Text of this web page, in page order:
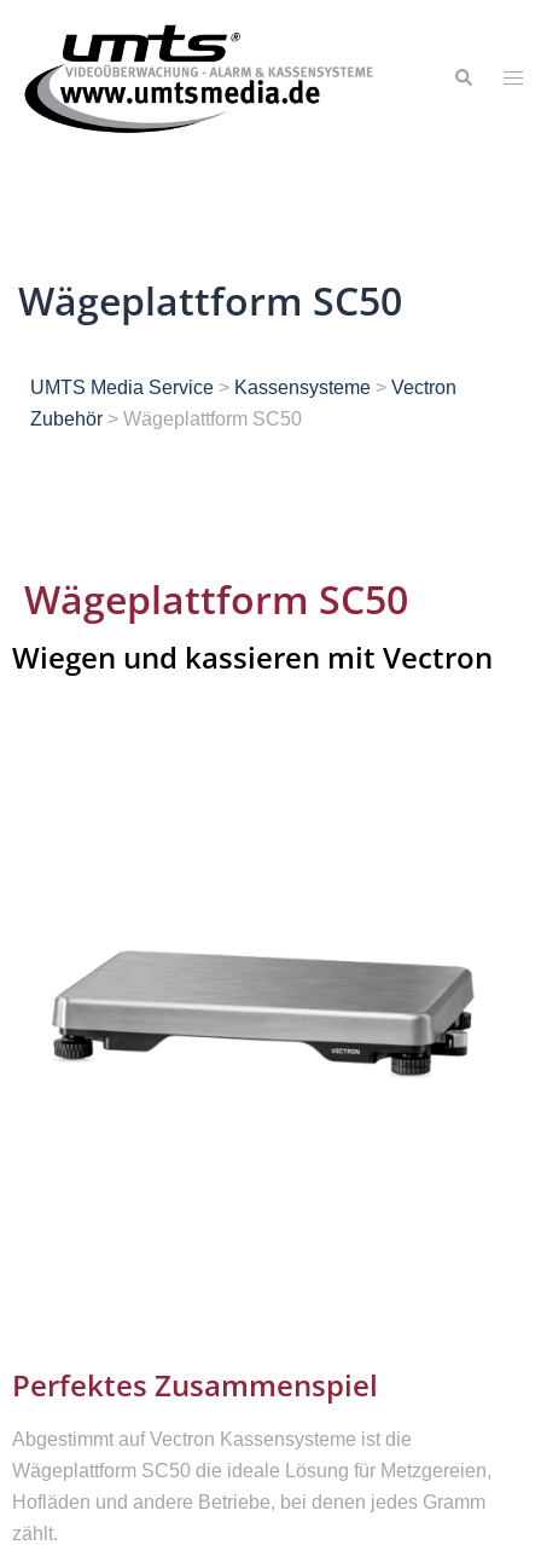
Wägeplattform SC50
UMTS Media Service > Kassensysteme > Vectron
Zubehör > Wägeplattform SC50
Wägeplattform SC50
Wiegen und kassieren mit Vectron
Perfektes Zusammenspiel
Abgestimmt auf Vectron Kassensysteme ist die
Wägeplattform SC50 die ideale Lösung für Metzgereien,
Hofläden und andere Betriebe, bei denen jedes Gramm
zählt.